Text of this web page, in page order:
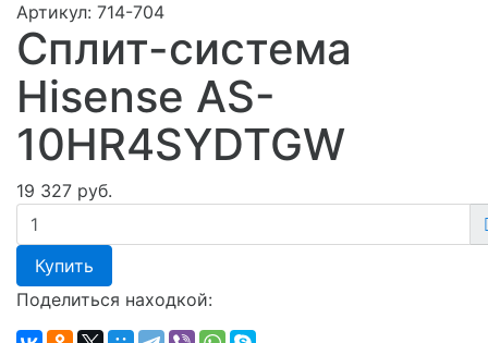
Артикул: 714-704
Сплит-система
Hisense AS-
10HR4SYDTGW
19 327 руб.
Купить
Поделиться находкой: